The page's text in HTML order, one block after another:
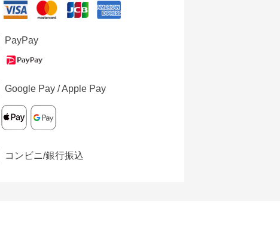
PayPay
Google Pay / Apple Pay
コンビニ/銀行振込